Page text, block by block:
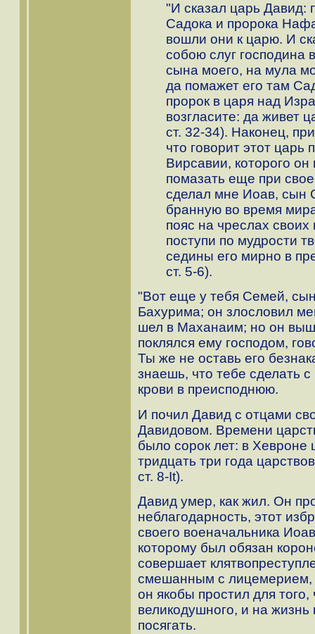
"И сказал царь Давид:
Садока и пророка
вошли они к царю. И
собою слуг господина
сына моего, на мула
да помажет его там
пророк в царя над
возгласите: да живет
ст. 32-34). Наконец,
что говорит этот
Вирсавии, которого
помазать еще при
сделал мне Иоав, сын
бранную во время
пояс на чреслах своих
поступи по мудрости
седины его мирно в
ст. 5-6).
"Вот еще у тебя Семей,
Бахурима; он злословил
шел в Маханаим; но он
поклялся ему господом,
Ты же не оставь его
знаешь, что тебе сделать
крови в преисподнюю.
И почил Давид с отцами
Давидовом. Времени
было сорок лет: в Хевроне
тридцать три года
ст. 8-It).
Давид умер, как жил. Он
неблагодарность, этот
своего военачальника
которому был обязан
совершает
смешанным с лицемерием,
он якобы простил для
великодушного, и на
посягать.